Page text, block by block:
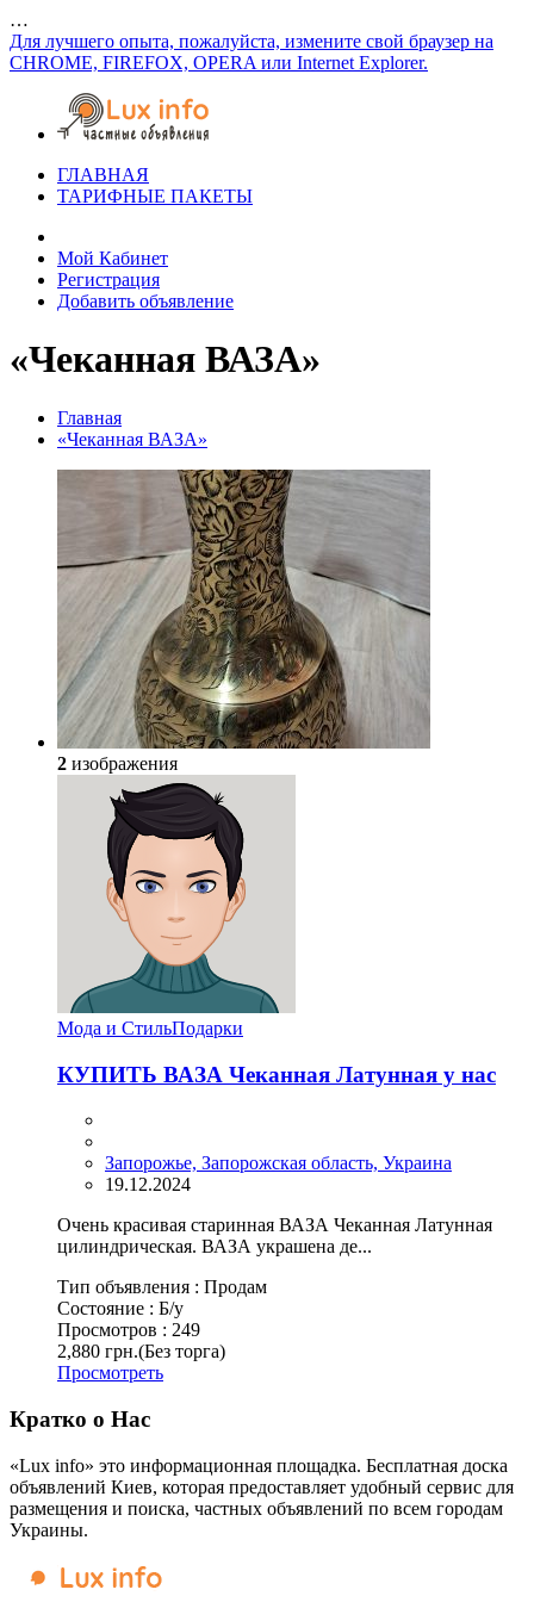
…
Для лучшего опыта, пожалуйста, измените свой браузер на
CHROME, FIREFOX, OPERA или Internet Explorer.
ГЛАВНАЯ
ТАРИФНЫЕ ПАКЕТЫ
Мой Кабинет
Регистрация
Добавить объявление
«Чеканная ВАЗА»
Главная
«Чеканная ВАЗА»
2 изображения
Мода и СтильПодарки
КУПИТЬ ВАЗА Чеканная Латунная у нас
Запорожье, Запорожская область, Украина
19.12.2024
Очень красивая старинная ВАЗА Чеканная Латунная
цилиндрическая. ВАЗА украшена де...
Тип объявления : Продам
Состояние : Б/у
Просмотров : 249
2,880 грн.(Без торга)
Просмотреть
Кратко о Нас
«Lux info» это информационная площадка. Бесплатная доска
объявлений Киев, которая предоставляет удобный сервис для
размещения и поиска, частных объявлений по всем городам
Украины.